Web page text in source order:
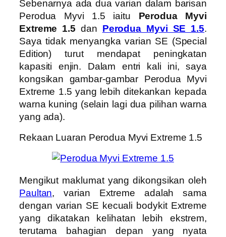
Sebenarnya ada dua varian dalam barisan
Perodua Myvi 1.5 iaitu Perodua Myvi
Extreme 1.5 dan Perodua Myvi SE 1.5.
Saya tidak menyangka varian SE (Special
Edition) turut mendapat peningkatan
kapasiti enjin. Dalam entri kali ini, saya
kongsikan gambar-gambar Perodua Myvi
Extreme 1.5 yang lebih ditekankan kepada
warna kuning (selain lagi dua pilihan warna
yang ada).
Rekaan Luaran Perodua Myvi Extreme 1.5
Mengikut maklumat yang dikongsikan oleh
Paultan, varian Extreme adalah sama
dengan varian SE kecuali bodykit Extreme
yang dikatakan kelihatan lebih ekstrem,
terutama bahagian depan yang nyata